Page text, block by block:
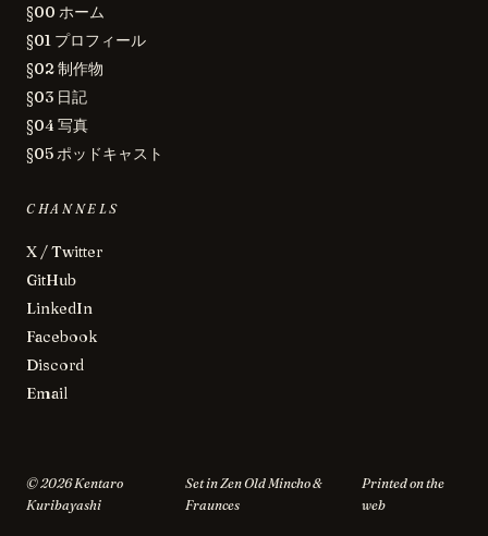
§00 ホーム
§01 プロフィール
§02 制作物
§03 日記
§04 写真
§05 ポッドキャスト
CHANNELS
X / Twitter
GitHub
LinkedIn
Facebook
Discord
Email
©2026Kentaro
Kuribayashi
Set in Zen Old Mincho &
Fraunces
Printed on the
web